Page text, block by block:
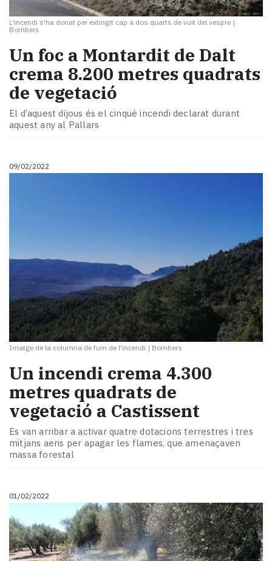
L'incendi s'ha donat per extingit cap a dos quarts de vuit del vespre |
Bombers
Un foc a Montardit de Dalt
crema 8.200 metres quadrats
de vegetació
El d’aquest dijous és el cinquè incendi declarat durant
aquest any al Pallars
09/02/2022
Imatge de la columna de fum de l'incendi | Bombers
Un incendi crema 4.300
metres quadrats de
vegetació a Castissent
Es van arribar a activar quatre dotacions terrestres i tres
mitjans aeris per apagar les flames, que amenaçaven
massa forestal
01/02/2022